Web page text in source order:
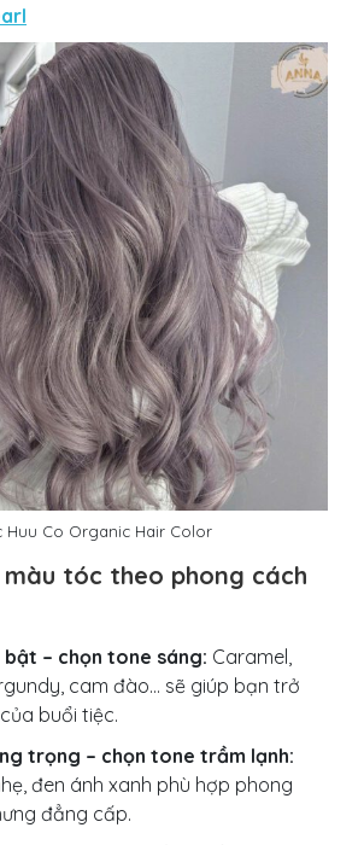
Huu Co Organic Hair Color
màu tóc theo phong cách
bật – chọn tone sáng: Caramel,
cam đào… sẽ giúp bạn trở
buổi tiệc.
trọng – chọn tone trầm lạnh:
đen ánh xanh phù hợp phong
đẳng cấp.